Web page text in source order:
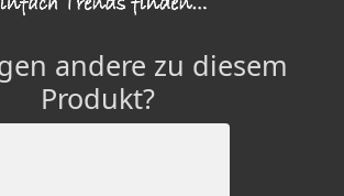
andere zu diesem
Produkt?